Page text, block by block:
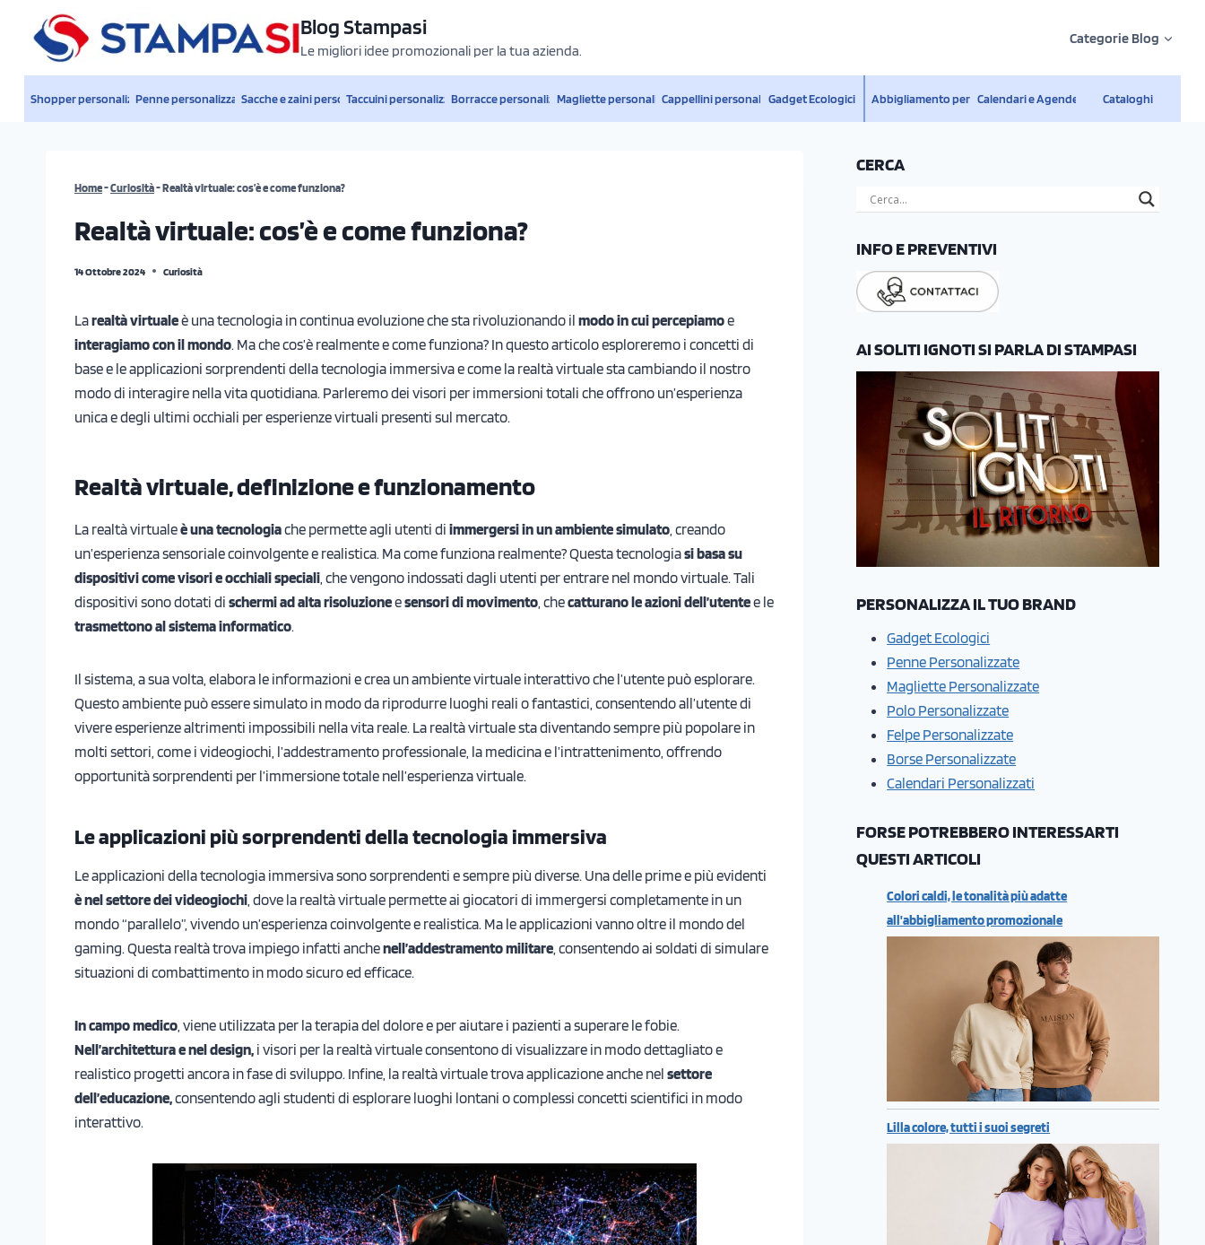
contenuto
Blog Stampasi
Le migliori idee promozionali per la tua azienda.
Categorie Blog
Shopper personalizzatePenne personalizzateSacche e zaini personalizzatiTaccuini personalizzatiBorracce personalizzateMagliette personalizzateCappellini personalizzatiGadget Ecologici Abbigliamento personalizzato
Calendari e Agende Cataloghi
Home-Curiosità-Realtà virtuale: cos’è e come funziona?
Realtà virtuale: cos’è e come funziona?
14 Ottobre 2024 Curiosità
Larealtà virtualeè una tecnologia in continua evoluzione che sta rivoluzionando il modo in cui percepiamoe
interagiamo con il mondo. Ma che cos’è realmente e come funziona? In questo articolo esploreremo i concetti di
base e le applicazioni sorprendenti della tecnologia immersiva e come la realtà virtuale sta cambiando il nostro
modo di interagire nella vita quotidiana. Parleremo dei visori per immersioni totali che offrono un’esperienza
unica e degli ultimi occhiali per esperienze virtuali presenti sul mercato.
Realtà virtuale, definizione e funzionamento
La realtà virtualeè una tecnologiache permette agli utenti di immergersi in un ambiente simulato , creando
un’esperienza sensoriale coinvolgente e realistica. Ma come funziona realmente? Questa tecnologiasi basa su
dispositivi come visori e occhiali speciali , che vengono indossati dagli utenti per entrare nel mondo virtuale. Tali
dispositivi sono dotati di schermi ad alta risoluzioneesensori di movimento , checatturano le azioni dell’utentee le
trasmettono al sistema informatico.
Il sistema, a sua volta, elabora le informazioni e crea un ambiente virtuale interattivo che l’utente può esplorare.
Questo ambiente può essere simulato in modo da riprodurre luoghi reali o fantastici, consentendo all’utente di
vivere esperienze altrimenti impossibili nella vita reale. La realtà virtuale sta diventando sempre più popolare in
molti settori, come i videogiochi, l’addestramento professionale, la medicina e l’intrattenimento, offrendo
opportunità sorprendenti per l’immersione totale nell’esperienza virtuale.
Le applicazioni più sorprendenti della tecnologia immersiva
Le applicazioni della tecnologia immersiva sono sorprendenti e sempre più diverse. Una delle prime e più evidenti
è nel settore dei videogiochi , dove la realtà virtuale permette ai giocatori di immergersi completamente in un
mondo “parallelo”, vivendo un’esperienza coinvolgente e realistica. Ma le applicazioni vanno oltre il mondo del
gaming. Questa realtà trova impiego infatti anchenell’addestramento militare , consentendo ai soldati di simulare
situazioni di combattimento in modo sicuro ed efficace.
In campo medico , viene utilizzata per la terapia del dolore e per aiutare i pazienti a superare le fobie.
Nell’architettura e nel design, i visori per la realtà virtuale consentono di visualizzare in modo dettagliato e
realistico progetti ancora in fase di sviluppo. Infine, la realtà virtuale trova applicazione anche nel settore
dell’educazione,consentendo agli studenti di esplorare luoghi lontani o complessi concetti scientifici in modo
interattivo.
CERCA
INFO E PREVENTIVI
AI SOLITI IGNOTI SI PARLA DI STAMPASI
PERSONALIZZA IL TUO BRAND
Gadget Ecologici
Penne Personalizzate
Magliette Personalizzate
Polo Personalizzate
Felpe Personalizzate
Borse Personalizzate
Calendari Personalizzati
FORSE POTREBBERO INTERESSARTI
QUESTI ARTICOLI
Colori caldi, le tonalità più adatte
all’abbigliamento promozionale
Lilla colore, tutti i suoi segreti